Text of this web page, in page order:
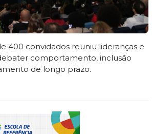
400 convidados reuniu lideranças e
comportamento, inclusão
de longo prazo.